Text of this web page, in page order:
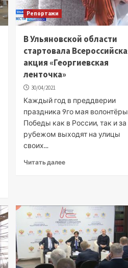
Репортажи
В Ульяновской области
стартовала
акция «Георгиевская
ленточка»
30/04/2021
Каждый год в преддверии
праздника 9го мая волонтёры
Победы как в России, так и за
рубежом выходят на улицы
своих...
Читать далее